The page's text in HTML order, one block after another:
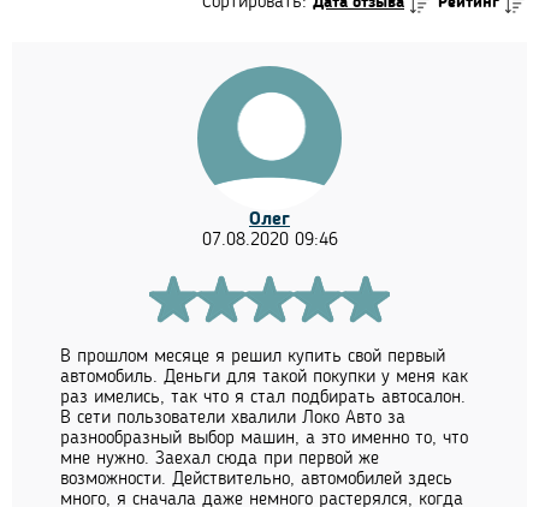
Олег
07.08.2020 09:46
В прошлом месяце я решил купить свой первый
автомобиль. Деньги для такой покупки у меня как
раз имелись, так что я стал подбирать автосалон.
В сети пользователи хвалили Локо Авто за
разнообразный выбор машин, а это именно то, что
мне нужно. Заехал сюда при первой же
возможности. Действительно, автомобилей здесь
много, я сначала даже немного растерялся, когда